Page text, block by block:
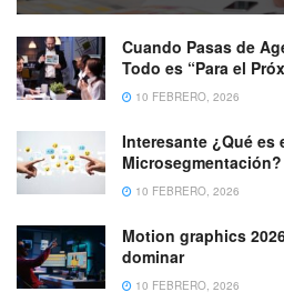
Cuando Pasas de
Todo es “Para el
10 FEBRERO, 2026
Interesante ¿Qué es
Microsegmentación?
10 FEBRERO, 2026
Motion graphics
dominar
10 FEBRERO, 2026